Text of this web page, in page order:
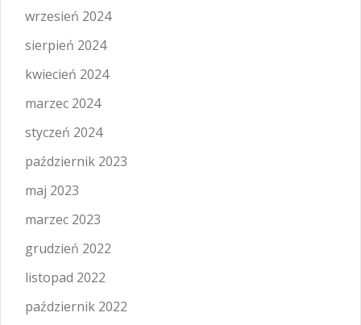
wrzesień 2024
sierpień 2024
kwiecień 2024
marzec 2024
styczeń 2024
październik 2023
maj 2023
marzec 2023
grudzień 2022
listopad 2022
październik 2022